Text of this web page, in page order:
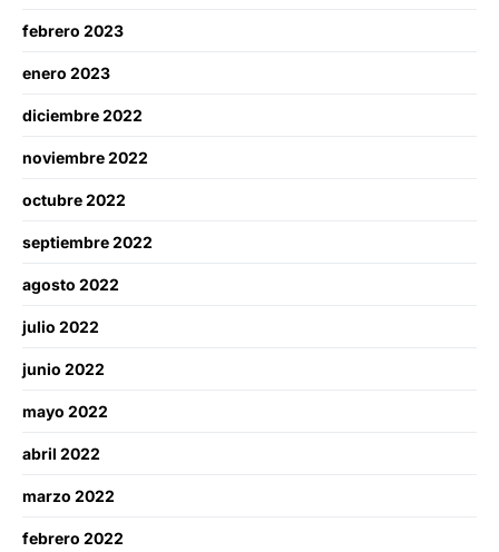
febrero 2023
enero 2023
diciembre 2022
noviembre 2022
octubre 2022
septiembre 2022
agosto 2022
julio 2022
junio 2022
mayo 2022
abril 2022
marzo 2022
febrero 2022